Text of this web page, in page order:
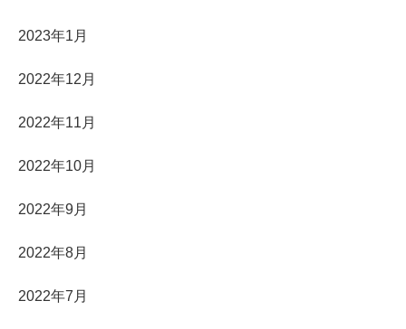
2023年1月
2022年12月
2022年11月
2022年10月
2022年9月
2022年8月
2022年7月